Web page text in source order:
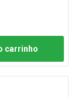
carrinho